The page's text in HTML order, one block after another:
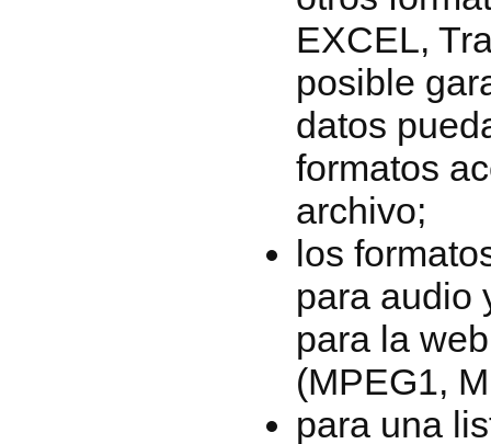
EXCEL,
posible
datos
formatos
archivo;
los
para audio
para la
(MPEG1,
para una